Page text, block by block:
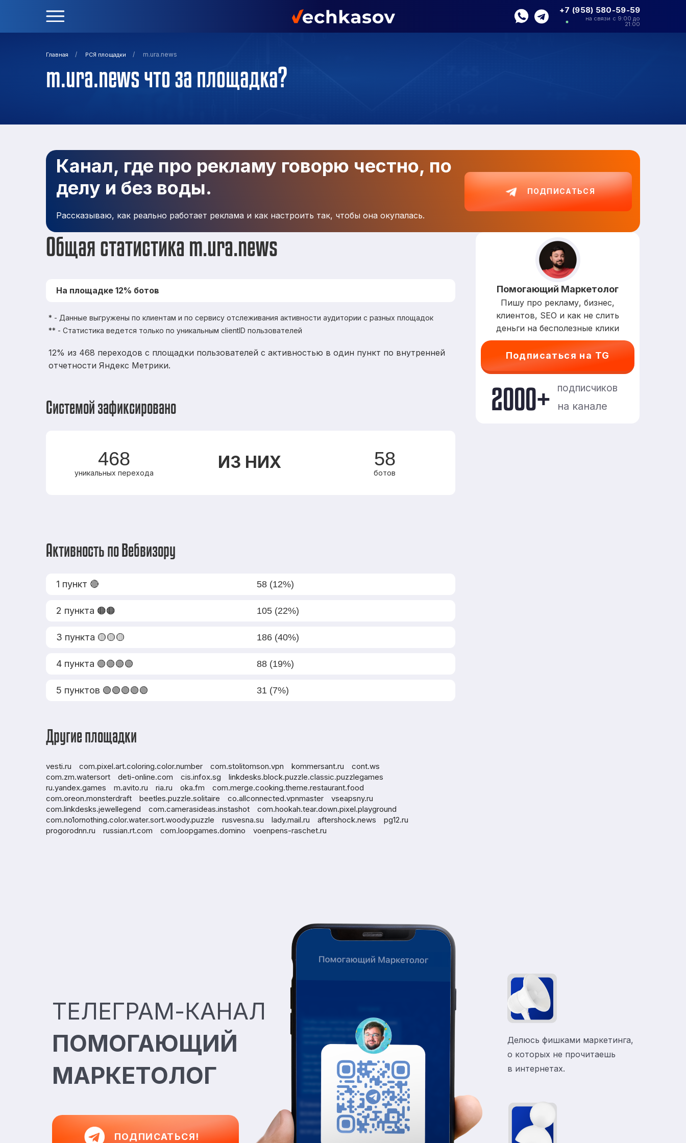
+7 (958) 580-59-59
на связи с 9:00 до
21:00
Главная / РСЯ площадки / m.ura.news
m.ura.news что за площадка?
Канал, где про рекламу говорю честно, по
делу и без воды.
Рассказываю, как реально работает реклама и как настроить так, чтобы она окупалась.
ПОДПИСАТЬСЯ
Общая статистика m.ura.news
На площадке 12% ботов
* - Данные выгружены по клиентам и по сервису отслеживания активности аудитории с разных площадок
** - Статистика ведется только по уникальным clientID пользователей
12% из 468 переходов с площадки пользователей с активностью в один пункт по внутренней
отчетности Яндекс Метрики.
Системой зафиксировано
468
уникальных перехода
ИЗ НИХ 58
ботов
Активность по Вебвизору
1 пункт 🔴 58 (12%)
2 пункта 🟠🟠 105 (22%)
3 пункта 🟡🟡🟡 186 (40%)
4 пункта 🟢🟢🟢🟢 88 (19%)
5 пунктов 🟢🟢🟢🟢🟢 31 (7%)
Другие площадки
vesti.ru com.pixel.art.coloring.color.number com.stolitomson.vpn kommersant.ru
cont.ws
com.zm.watersort
deti-online.com cis.infox.sg
linkdesks.block.puzzle.classic.puzzlegames
ru.yandex.games
m.avito.ru ria.ru oka.fm
com.merge.cooking.theme.restaurant.food
com.oreon.monsterdraft
beetles.puzzle.solitaire co.allconnected.vpnmaster
vseapsny.ru
com.linkdesks.jewellegend
com.camerasideas.instashot
com.hookah.tear.down.pixel.playground
com.no1ornothing.color.water.sort.woody.puzzle
rusvesna.su lady.mail.ru aftershock.news
pg12.ru
progorodnn.ru
russian.rt.com com.loopgames.domino voenpens-raschet.ru
Помогающий Маркетолог
Пишу про рекламу, бизнес,
клиентов, SEO и как не слить
деньги на бесполезные клики
Подписаться на TG
2000+ подписчиков
на канале
ТЕЛЕГРАМ-КАНАЛ
ПОМОГАЮЩИЙ
МАРКЕТОЛОГ
ПОДПИСАТЬСЯ!
Делюсь фишками маркетинга,
о которых не прочитаешь
в интернетах.